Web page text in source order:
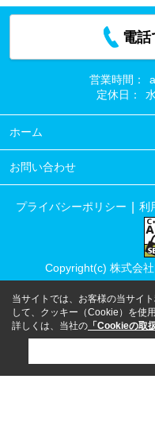
電話
営業時間：
定休日：
ホーム
お問い合わせ
プライバシーポリシー 利
Copyright(c) 株式会
当サイトでは、お客様の当サイ
して、クッキー（Cookie）を使
詳しくは、当社の 「Cookieの取